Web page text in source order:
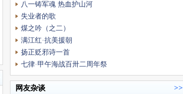
八一铸军魂 热血护山河
失业者的歌
煤之吟（之二）
满江红·抗美援朝
扬正贬邪诗一首
七律·甲午海战百卅二周年祭
网友杂谈 >>